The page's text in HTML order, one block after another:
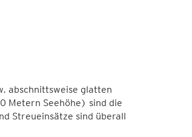
abschnittsweise glatten
Metern Seehöhe) sind die
Streueinsätze sind überall